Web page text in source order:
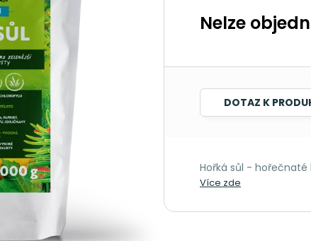
Nelze
DOTAZ K
Hořká sůl - hořečnaté
Více zde